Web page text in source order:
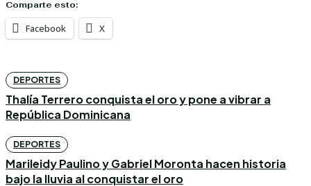
Comparte esto:
Facebook X
DEPORTES
Thalía Terrero conquista el oro y pone a vibrar a
República Dominicana
DEPORTES
Marileidy Paulino y Gabriel Moronta hacen historia
bajo la lluvia al conquistar el oro